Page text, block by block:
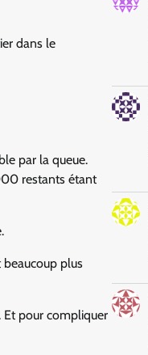
dans le
par la queue.
restants étant
beaucoup plus
Et pour compliquer